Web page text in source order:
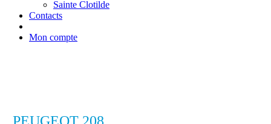
Sainte Clotilde
Contacts
Mon compte